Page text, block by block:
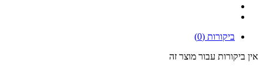
ביקורות (0)
אין ביקורות עבור מוצר זה